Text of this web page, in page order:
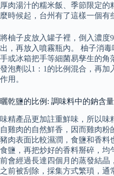
厚肉湯汁的糯米飯、季節限定
麼時候起，台州有了這樣一個有
將柚子皮放入罐子裡，倒入濃度
出，再放入噴霧瓶內。 柚子消
手或冰箱把手等細菌易孳生的角
發泡劑以1：1的比例混合，再
作用。
曬乾鹽的比例: 調味料中的鈉含
味精產品更加註重鮮味，所以味
自雞肉的自然鮮香，因而雞肉粉
豬肉表面比較濕潤，食鹽和香料
食鹽，再把炒好的香料掰碎，均
前會經過長達四個月的蒸發結晶
之前被刮除，採集方式繁瑣，